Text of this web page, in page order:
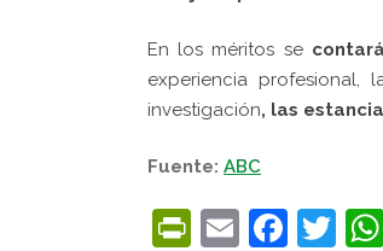
En los méritos se
experiencia
investigación, las
Fuente: ABC
Email